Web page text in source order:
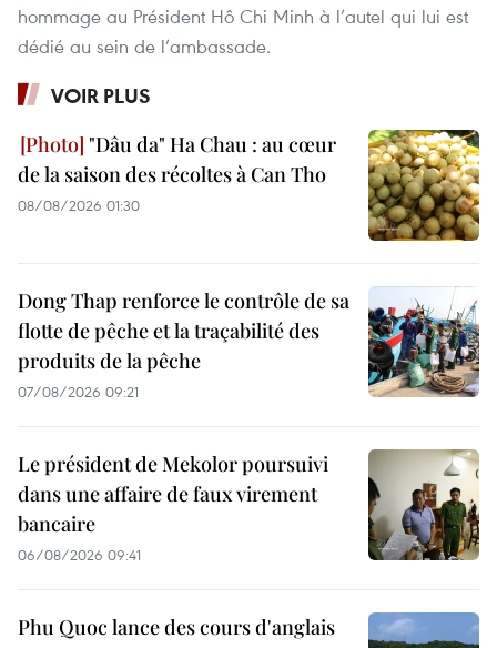
hommage au Président Hô Chi Minh à l’autel qui lui est
dédié au sein de l’ambassade.
VOIR PLUS
"Dâu da" Ha Chau : au cœur
de la saison des récoltes à Can Tho
08/08/2026 01:30
Dong Thap renforce le contrôle de sa
flotte de pêche et la traçabilité des
produits de la pêche
07/08/2026 09:21
Le président de Mekolor poursuivi
dans une affaire de faux virement
bancaire
06/08/2026 09:41
Phu Quoc lance des cours d'anglais